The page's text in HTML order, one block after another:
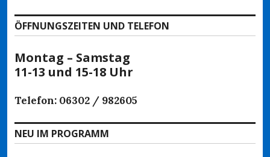
ÖFFNUNGSZEITEN UND TELEFON
Montag – Samstag
11-13 und 15-18 Uhr
Telefon: 06302 / 982605
NEU IM PROGRAMM